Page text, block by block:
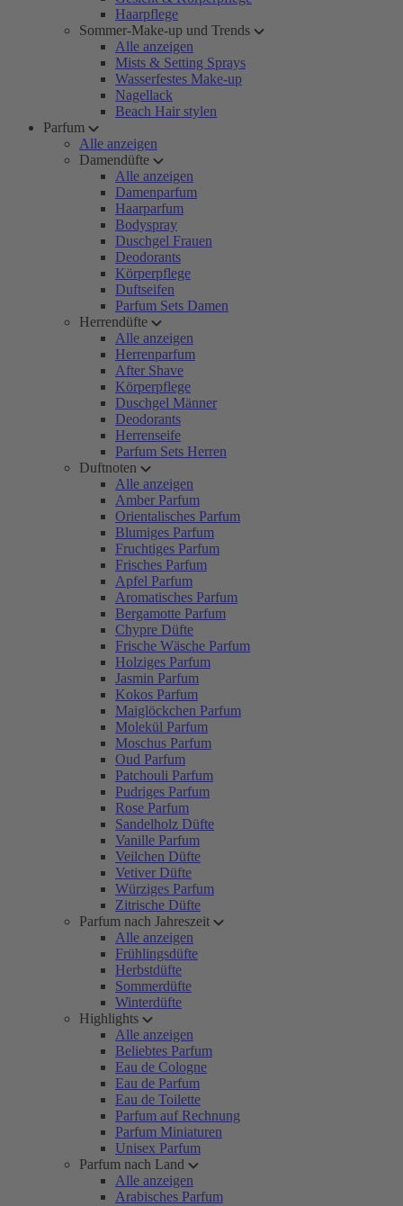
Haarpflege
Sommer-Make-up und Trends
Alle anzeigen
Mists & Setting Sprays
Wasserfestes Make-up
Nagellack
Beach Hair stylen
Parfum
Alle anzeigen
Damendüfte
Alle anzeigen
Damenparfum
Haarparfum
Bodyspray
Duschgel Frauen
Deodorants
Körperpflege
Duftseifen
Parfum Sets Damen
Herrendüfte
Alle anzeigen
Herrenparfum
After Shave
Körperpflege
Duschgel Männer
Deodorants
Herrenseife
Parfum Sets Herren
Duftnoten
Alle anzeigen
Amber Parfum
Orientalisches Parfum
Blumiges Parfum
Fruchtiges Parfum
Frisches Parfum
Apfel Parfum
Aromatisches Parfum
Bergamotte Parfum
Chypre Düfte
Frische Wäsche Parfum
Holziges Parfum
Jasmin Parfum
Kokos Parfum
Maiglöckchen Parfum
Molekül Parfum
Moschus Parfum
Oud Parfum
Patchouli Parfum
Pudriges Parfum
Rose Parfum
Sandelholz Düfte
Vanille Parfum
Veilchen Düfte
Vetiver Düfte
Würziges Parfum
Zitrische Düfte
Parfum nach Jahreszeit
Alle anzeigen
Frühlingsdüfte
Herbstdüfte
Sommerdüfte
Winterdüfte
Highlights
Alle anzeigen
Beliebtes Parfum
Eau de Cologne
Eau de Parfum
Eau de Toilette
Parfum auf Rechnung
Parfum Miniaturen
Unisex Parfum
Parfum nach Land
Alle anzeigen
Arabisches Parfum